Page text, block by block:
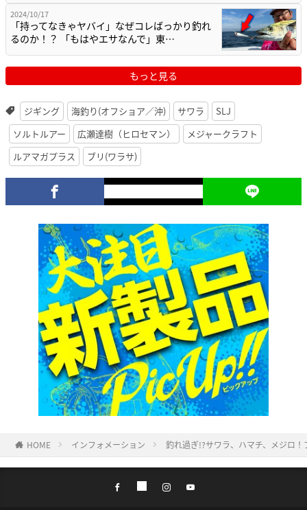
2024/10/17
「持ってなきゃヤバイ」なぜコレばっかり釣れ
るのか！？ 「もはやエサなんで」東…
もっと見る
ジギング 海釣り(オフショア／沖) サワラ
SLJ
ソルトルアー
広瀬達樹（ヒロセマン）
メジャークラフト
ルアマガプラス
ブリ(ワラサ)
HOME インフォメーション 釣れ過ぎ!?サワラ、ハマチ、メジロ